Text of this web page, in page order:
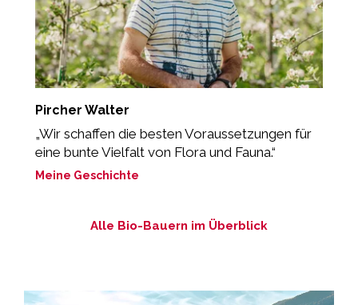
Pircher Walter
„Wir schaffen die besten Voraussetzungen für
eine bunte Vielfalt von Flora und Fauna.“
Meine Geschichte
Alle Bio-Bauern im Überblick